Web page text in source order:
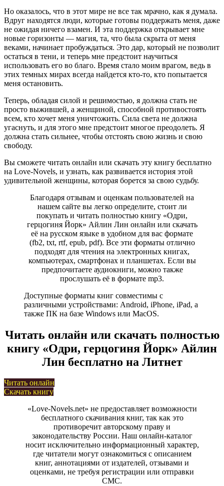
Но оказалось, что в этот мире не все так мрачно, как я думала.
Вдруг находятся люди, которые готовы поддержать меня, даже
не ожидая ничего взамен. И эта поддержка открывает мне
новые горизонты — магия, та, что была скрыта от меня
веками, начинает пробуждаться. Это дар, который не позволит
остаться в тени, и теперь мне предстоит научиться
использовать его во благо. Время стало моим врагом, ведь в
этих темных мирах всегда найдется кто-то, кто попытается
меня остановить.
Теперь, обладая силой и решимостью, я должна стать не
просто выжившей, а женщиной, способной противостоять
всем, кто хочет меня уничтожить. Сила света не должна
угаснуть, и для этого мне предстоит многое преодолеть. Я
должна стать сильнее, чтобы отстоять свою жизнь и свою
свободу.
Вы сможете читать онлайн или скачать эту книгу бесплатно
на Love-Novels, и узнать, как развивается история этой
удивительной женщины, которая борется за свою судьбу.
Благодаря отзывам и оценкам пользователей на
нашем сайте вы легко определите, стоит ли
покупать и читать полностью книгу «Одри,
герцогиня Йорк» Айлин Лин онлайн или скачать
её на русском языке в удобном для вас формате
(fb2, txt, rtf, epub, pdf). Все эти форматы отлично
подходят для чтения на электронных книгах,
компьютерах, смартфонах и планшетах. Если вы
предпочитаете аудиокниги, можно также
прослушать её в формате mp3.
Доступные форматы книг совместимы с
различными устройствами: Android, iPhone, iPad, а
также ПК на базе Windows или MacOS.
Читать онлайн или скачать полностью
книгу «Одри, герцогиня Йорк» Айлин
Лин бесплатно на Литнет
Читать онлайн
Скачать книгу
«Love-Novels.net» не предоставляет возможности
бесплатного скачивания книг, так как это
противоречит авторскому праву и
законодательству России. Наш онлайн-каталог
носит исключительно информационный характер,
где читатели могут ознакомиться с описанием
книг, аннотациями от издателей, отзывами и
оценками, не требуя регистрации или отправки
СМС.